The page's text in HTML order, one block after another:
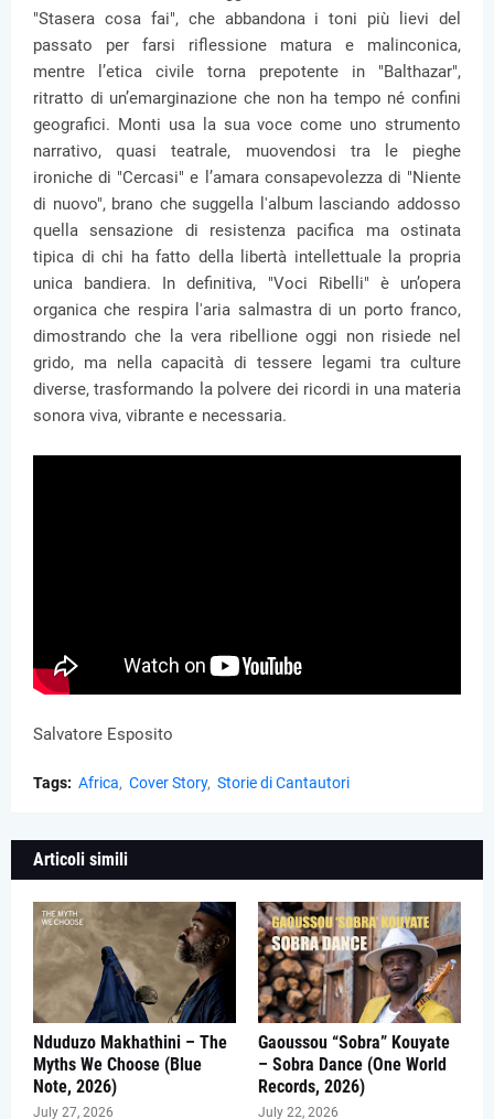
"Stasera cosa fai", che abbandona i toni più lievi del
passato per farsi riflessione matura e malinconica,
mentre l’etica civile torna prepotente in "Balthazar",
ritratto di un’emarginazione che non ha tempo né confini
geografici. Monti usa la sua voce come uno strumento
narrativo, quasi teatrale, muovendosi tra le pieghe
ironiche di "Cercasi" e l’amara consapevolezza di "Niente
di nuovo", brano che suggella l'album lasciando addosso
quella sensazione di resistenza pacifica ma ostinata
tipica di chi ha fatto della libertà intellettuale la propria
unica bandiera. In definitiva, "Voci Ribelli" è un’opera
organica che respira l'aria salmastra di un porto franco,
dimostrando che la vera ribellione oggi non risiede nel
grido, ma nella capacità di tessere legami tra culture
diverse, trasformando la polvere dei ricordi in una materia
sonora viva, vibrante e necessaria.
Salvatore Esposito
Tags: Africa Cover Story Storie di Cantautori
Articoli simili
Nduduzo Makhathini – The
Myths We Choose (Blue
Note, 2026)
July 27, 2026
Gaoussou “Sobra” Kouyate
– Sobra Dance (One World
Records, 2026)
July 22, 2026